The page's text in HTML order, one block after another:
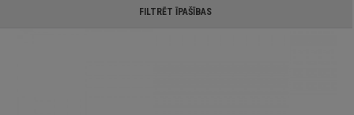
FILTRĒT ĪPAŠĪBAS